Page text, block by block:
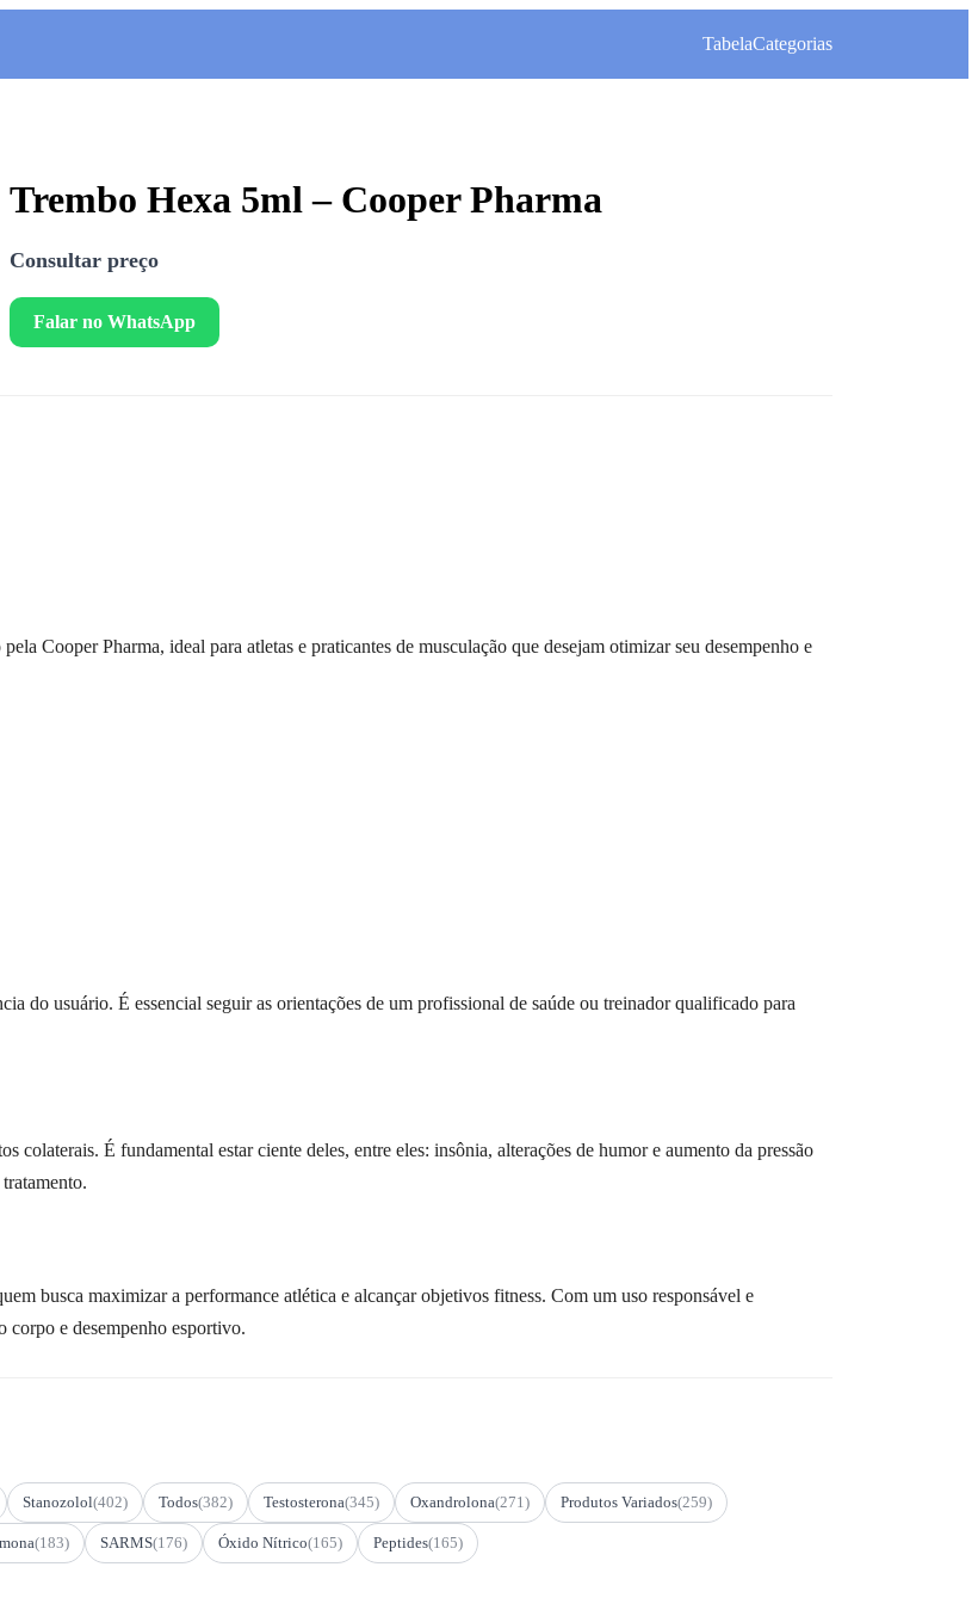
TabelaCategorias
Trembo Hexa 5ml – Cooper Pharma
Consultar preço
Falar no WhatsApp
Cooper Pharma, ideal para atletas e praticantes de musculação que desejam otimizar seu desempenho e
do usuário. É essencial seguir as orientações de um profissional de saúde ou treinador qualificado para
colaterais. É fundamental estar ciente deles, entre eles: insônia, alterações de humor e aumento da pressão
busca maximizar a performance atlética e alcançar objetivos fitness. Com um uso responsável e
corpo e desempenho esportivo.
Stanozolol(402) Todos(382) Testosterona(345) Oxandrolona(271) Produtos Variados(259)
(183) SARMS(176) Óxido Nítrico(165) Peptides(165)